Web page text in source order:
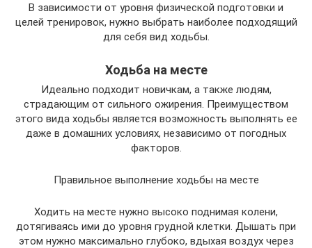
В зависимости от уровня физической подготовки и
целей тренировок, нужно выбрать наиболее подходящий
для себя вид ходьбы.
Ходьба на месте
Идеально подходит новичкам, а также людям,
страдающим от сильного ожирения. Преимуществом
этого вида ходьбы является возможность выполнять ее
даже в домашних условиях, независимо от погодных
факторов.
Правильное выполнение ходьбы на месте
Ходить на месте нужно высоко поднимая колени,
дотягиваясь ими до уровня грудной клетки. Дышать при
этом нужно максимально глубоко, вдыхая воздух через